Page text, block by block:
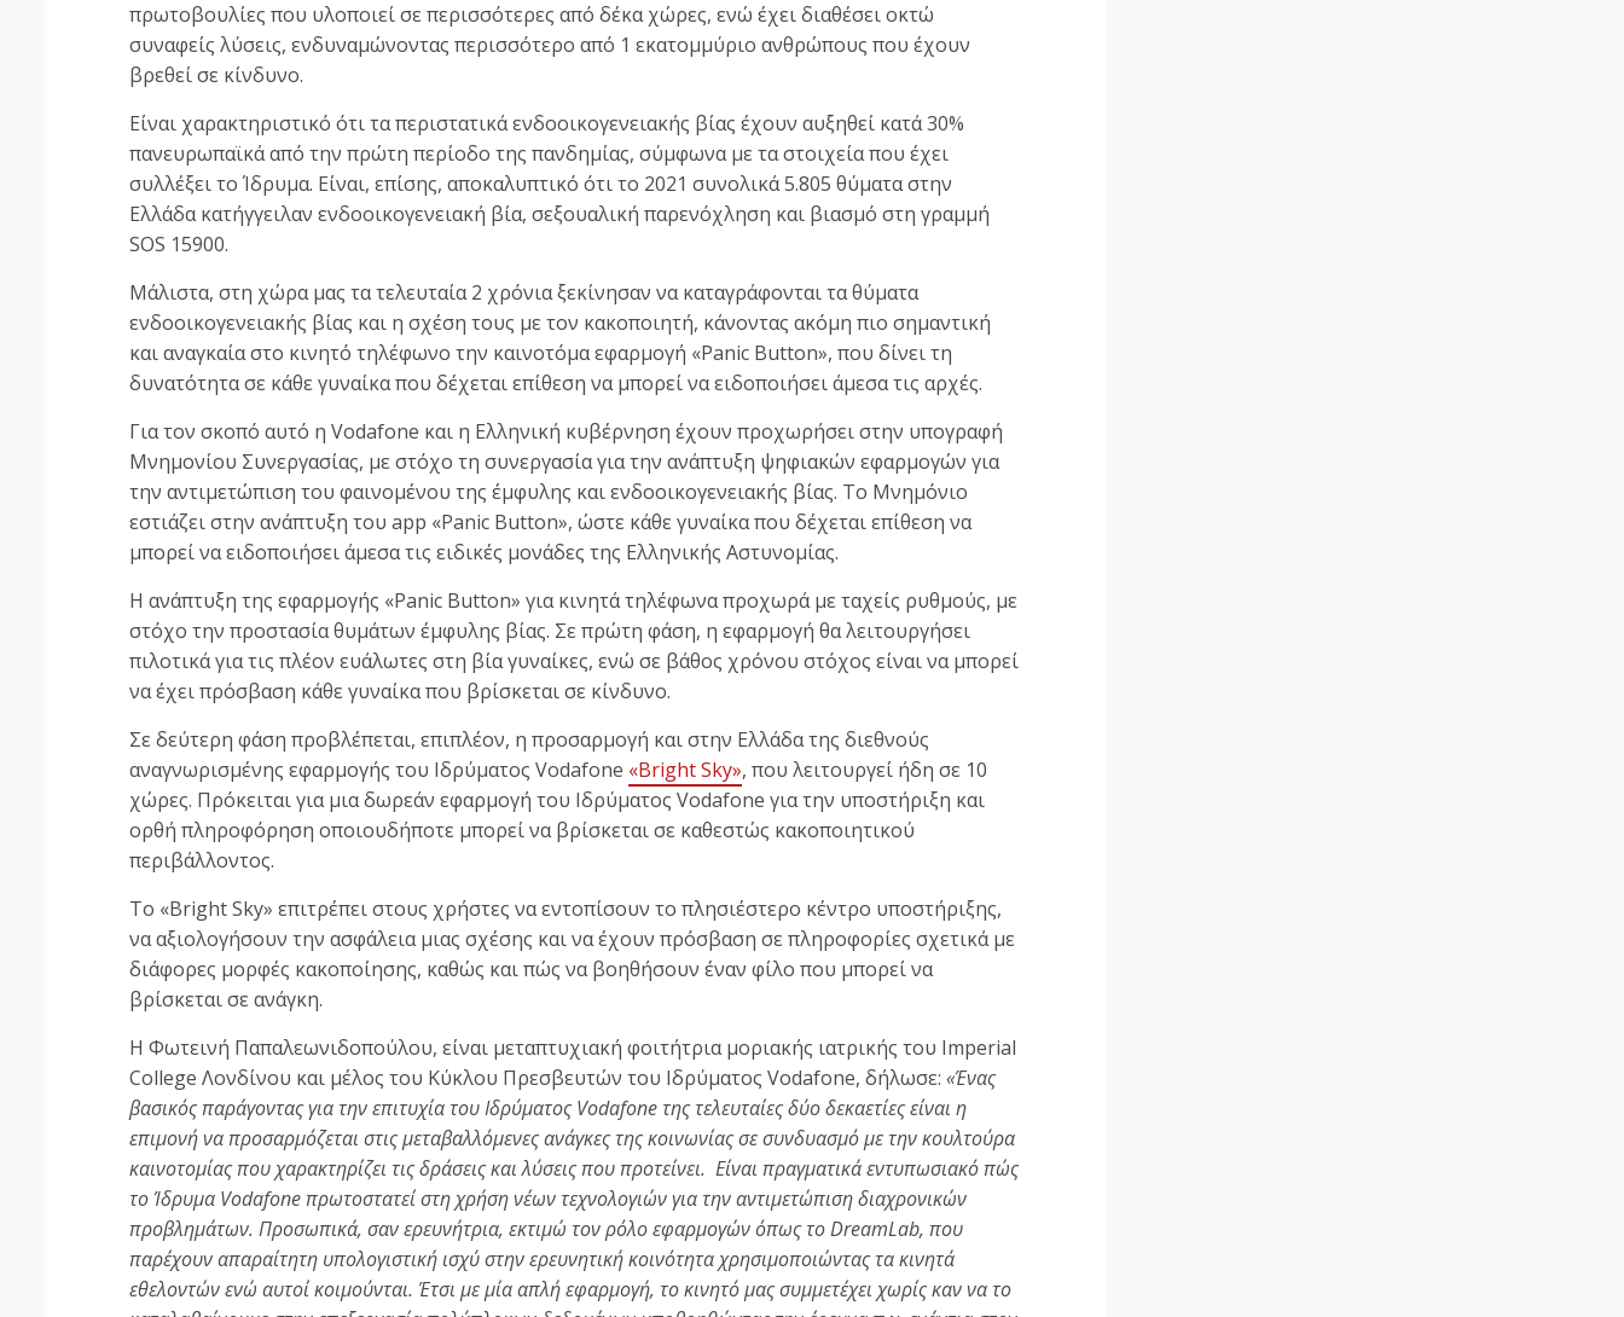
πρωτοβουλίες που υλοποιεί σε περισσότερες από δέκα χώρες, ενώ έχει διαθέσει οκτώ
συναφείς λύσεις, ενδυναμώνοντας περισσότερο από 1 εκατομμύριο ανθρώπους που έχουν
βρεθεί σε κίνδυνο.
Είναι χαρακτηριστικό ότι τα περιστατικά ενδοοικογενειακής βίας έχουν αυξηθεί κατά 30%
πανευρωπαϊκά από την πρώτη περίοδο της πανδημίας, σύμφωνα με τα στοιχεία που έχει
συλλέξει το Ίδρυμα. Είναι, επίσης, αποκαλυπτικό ότι το 2021 συνολικά 5.805 θύματα στην
Ελλάδα κατήγγειλαν ενδοοικογενειακή βία, σεξουαλική παρενόχληση και βιασμό στη γραμμή
SOS 15900.
Μάλιστα, στη χώρα μας τα τελευταία 2 χρόνια ξεκίνησαν να καταγράφονται τα θύματα
ενδοοικογενειακής βίας και η σχέση τους με τον κακοποιητή, κάνοντας ακόμη πιο σημαντική
και αναγκαία στο κινητό τηλέφωνο την καινοτόμα εφαρμογή «Panic Button», που δίνει τη
δυνατότητα σε κάθε γυναίκα που δέχεται επίθεση να μπορεί να ειδοποιήσει άμεσα τις αρχές.
Για τον σκοπό αυτό η Vodafone και η Ελληνική κυβέρνηση έχουν προχωρήσει στην υπογραφή
Μνημονίου Συνεργασίας, με στόχο τη συνεργασία για την ανάπτυξη ψηφιακών εφαρμογών για
την αντιμετώπιση του φαινομένου της έμφυλης και ενδοοικογενειακής βίας. Το Μνημόνιο
εστιάζει στην ανάπτυξη του app «Panic Button», ώστε κάθε γυναίκα που δέχεται επίθεση να
μπορεί να ειδοποιήσει άμεσα τις ειδικές μονάδες της Ελληνικής Αστυνομίας.
Η ανάπτυξη της εφαρμογής «Panic Button» για κινητά τηλέφωνα προχωρά με ταχείς ρυθμούς, με
στόχο την προστασία θυμάτων έμφυλης βίας. Σε πρώτη φάση, η εφαρμογή θα λειτουργήσει
πιλοτικά για τις πλέον ευάλωτες στη βία γυναίκες, ενώ σε βάθος χρόνου στόχος είναι να μπορεί
να έχει πρόσβαση κάθε γυναίκα που βρίσκεται σε κίνδυνο.
Σε δεύτερη φάση προβλέπεται, επιπλέον, η προσαρμογή και στην Ελλάδα της διεθνούς
αναγνωρισμένης εφαρμογής του Ιδρύματος Vodafone «Bright Sky», που λειτουργεί ήδη σε 10
χώρες. Πρόκειται για μια δωρεάν εφαρμογή του Ιδρύματος Vodafone για την υποστήριξη και
ορθή πληροφόρηση οποιουδήποτε μπορεί να βρίσκεται σε καθεστώς κακοποιητικού
περιβάλλοντος.
Τo «Bright Sky» επιτρέπει στους χρήστες να εντοπίσουν το πλησιέστερο κέντρο υποστήριξης,
να αξιολογήσουν την ασφάλεια μιας σχέσης και να έχουν πρόσβαση σε πληροφορίες σχετικά με
διάφορες μορφές κακοποίησης, καθώς και πώς να βοηθήσουν έναν φίλο που μπορεί να
βρίσκεται σε ανάγκη.
Η Φωτεινή Παπαλεωνιδοπούλου, είναι μεταπτυχιακή φοιτήτρια μοριακής ιατρικής του Imperial
College Λονδίνου και μέλος του Κύκλου Πρεσβευτών του Ιδρύματος Vodafone, δήλωσε: «Ένας
βασικός παράγοντας για την επιτυχία του Ιδρύματος Vodafone της τελευταίες δύο δεκαετίες είναι η
επιμονή να προσαρμόζεται στις μεταβαλλόμενες ανάγκες της κοινωνίας σε συνδυασμό με την κουλτούρα
καινοτομίας που χαρακτηρίζει τις δράσεις και λύσεις που προτείνει. Είναι πραγματικά εντυπωσιακό πώς
το Ίδρυμα Vodafone πρωτοστατεί στη χρήση νέων τεχνολογιών για την αντιμετώπιση διαχρονικών
προβλημάτων. Προσωπικά, σαν ερευνήτρια, εκτιμώ τον ρόλο εφαρμογών όπως το DreamLab, που
παρέχουν απαραίτητη υπολογιστική ισχύ στην ερευνητική κοινότητα χρησιμοποιώντας τα κινητά
εθελοντών ενώ αυτοί κοιμούνται. Έτσι με μία απλή εφαρμογή, το κινητό μας συμμετέχει χωρίς καν να το